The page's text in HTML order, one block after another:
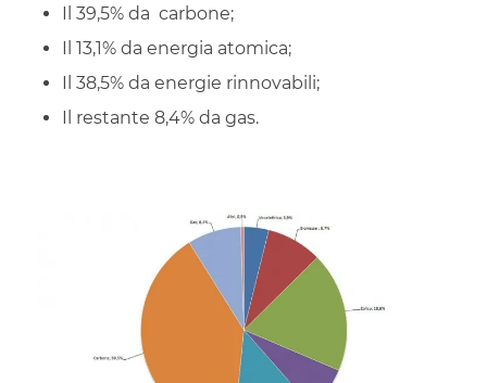
Il 39,5% da carbone;
Il 13,1% da energia atomica;
Il 38,5% da energie rinnovabili;
Il restante 8,4% da gas.